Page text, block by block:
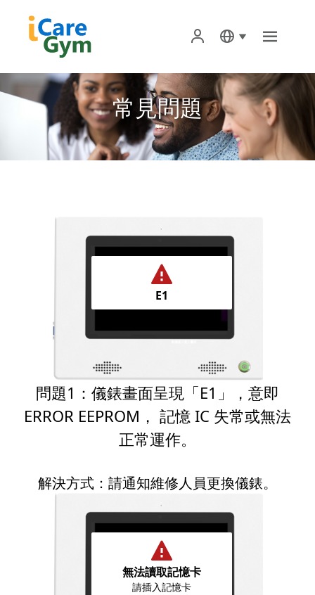
首頁
關於iCareGym iCG 智能健身
iCG智能健身專屬服務
常見問題
E1
問題1：儀錶畫面呈現「E1」，意即
ERROR EEPROM， 記憶 IC 失常或無法
正常運作。
解決方式：請通知維修人員更換儀錶。
無法讀取記憶卡
請插入記憶卡